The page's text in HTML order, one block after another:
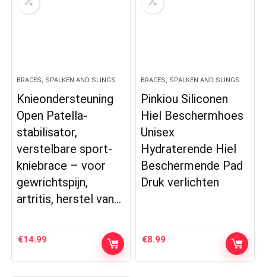
BRACES, SPALKEN AND SLINGS
Knieondersteuning
Open Patella-
stabilisator,
verstelbare sport-
kniebrace – voor
gewrichtspijn,
artritis, herstel van…
€14.99
BRACES, SPALKEN AND SLINGS
Pinkiou Siliconen
Hiel Beschermhoes
Unisex
Hydraterende Hiel
Beschermende Pad
Druk verlichten
€8.99